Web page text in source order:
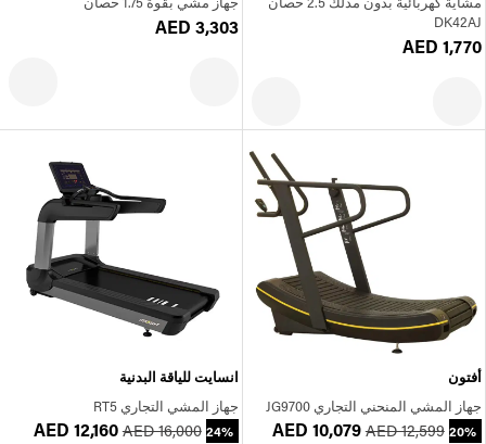
DK42AJ
AED 1,770
AED 3,303
أفتون
جهاز المشي المنحني التجاري JG9700
AED 10,079 AED 12,599 20%
انسايت للياقة البدنية
جهاز المشي التجاري RT5
AED 12,160 AED 16,000 24%